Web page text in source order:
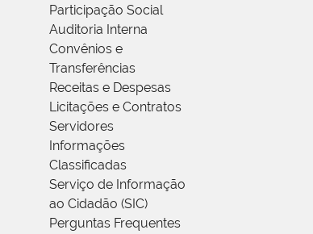
Participação Social
Auditoria Interna
Convênios e
Transferências
Receitas e Despesas
Licitações e Contratos
Servidores
Informações
Classificadas
Serviço de Informação
ao Cidadão (SIC)
Perguntas Frequentes